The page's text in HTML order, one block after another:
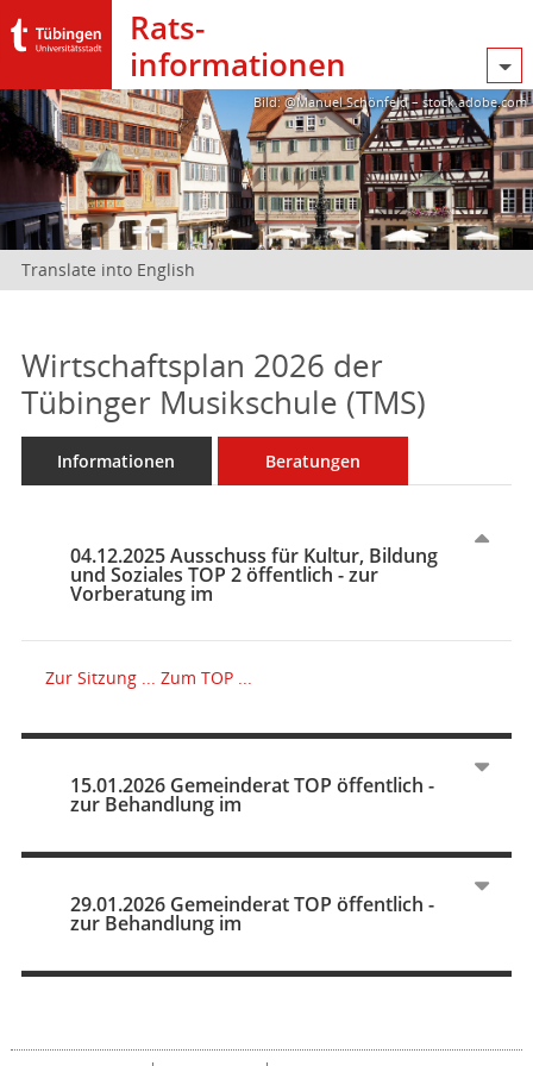
Rats­
informationen
Bild: @Manuel Schönfeld – stock.adobe.com
Translate into English
Wirtschaftsplan 2026 der
Tübinger Musikschule (TMS)
Informationen Beratungen
04.12.2025 Ausschuss für Kultur, Bildung
und Soziales TOP 2 öffentlich - zur
Vorberatung im
Zur Sitzung ... Zum TOP ...
15.01.2026 Gemeinderat TOP öffentlich -
zur Behandlung im
29.01.2026 Gemeinderat TOP öffentlich -
zur Behandlung im